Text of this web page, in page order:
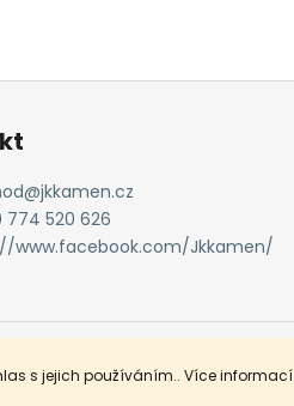
s jejich používáním.. Více informací
@jkkamen.cz
774 520 626
www.facebook.com/Jkkamen/